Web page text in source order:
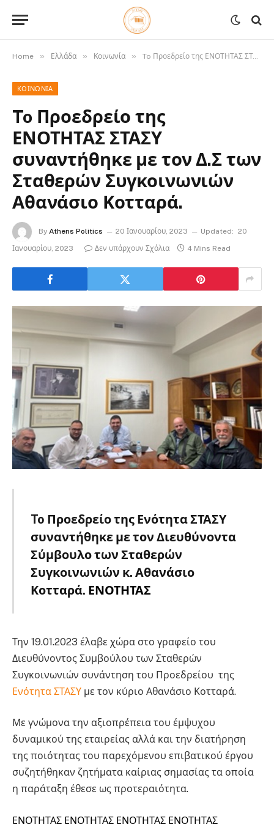
Home » Ελλάδα » Κοινωνία » To Προεδρείο της ΕΝΟΤΗΤΑΣ ΣΤΑΣΥ συναντήθηκε με τον Δ.Σ των Σταθερών Συγκοινωνιών Αθανάσιο Κοτταρά.
ΚΟΙΝΩΝΊΑ
To Προεδρείο της
ΕΝΟΤΗΤΑΣ ΣΤΑΣΥ
συναντήθηκε με τον Δ.Σ των
Σταθερών Συγκοινωνιών
Αθανάσιο Κοτταρά.
By Athens Politics 20 Ιανουαρίου, 2023 Updated: 20
Ιανουαρίου, 2023
Δεν υπάρχουν Σχόλια 4 Mins Read
To Προεδρείο της Ενότητα ΣΤΑΣΥ
συναντήθηκε με τον Διευθύνοντα
Σύμβουλο των Σταθερών
Συγκοινωνιών κ. Αθανάσιο
Κοτταρά. ΕΝΟΤΗΤΑΣ
Την 19.01.2023 έλαβε χώρα στο γραφείο του
Διευθύνοντος Συμβούλου των Σταθερών
Συγκοινωνιών συνάντηση του Προεδρείου της
Ενότητα ΣΤΑΣΥ με τον κύριο Αθανάσιο Κοτταρά.
Με γνώμονα την αξιοπρέπεια του έμψυχου
δυναμικού της εταιρείας αλλά και την διατήρηση
της ποιότητας του παρεχόμενου επιβατικού έργου
συζητήθηκαν ζητήματα καίριας σημασίας τα οποία
η παράταξη έθεσε ως προτεραιότητα.
ΕΝΟΤΗΤΑΣ ΕΝΟΤΗΤΑΣ ΕΝΟΤΗΤΑΣ ΕΝΟΤΗΤΑΣ